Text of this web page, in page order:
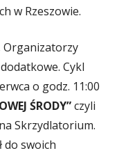
w Rzeszowie.
Organizatorzy
Cykl
o godz. 11:00
ŚRODY”czyli
Skrzydlatorium.
do swoich